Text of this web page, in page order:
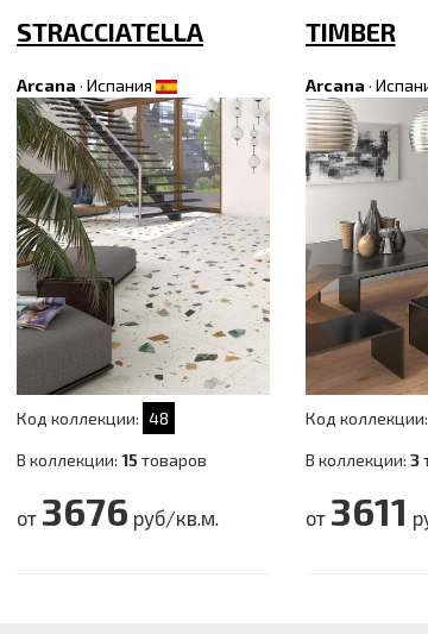
STRACCIATELLA
Arcana · Испания
Код коллекции: 48
В коллекции: 15товаров
от 3676 руб/кв.м.
TIMBER
Arcana ·
Код коллекции:
В коллекции: 3
от 3611